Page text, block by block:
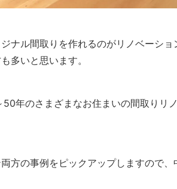
ナル間取りを作れるのがリノベーシ
多いと思います。
年のさまざまなお住まいの間取りリ
方の事例をピックアップしますので